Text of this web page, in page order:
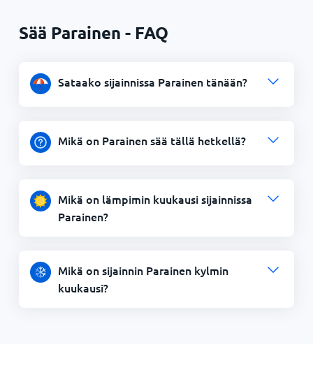
Sää Parainen - FAQ
Sataako sijainnissa Parainen tänään?
Mikä on Parainen sää tällä hetkellä?
Mikä on lämpimin kuukausi sijainnissa
Parainen?
Mikä on sijainnin Parainen kylmin
kuukausi?